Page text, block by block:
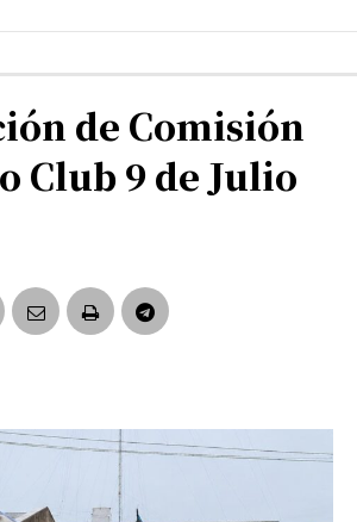
de Comisión
Club 9 de Julio